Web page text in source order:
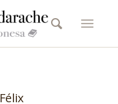
Félix